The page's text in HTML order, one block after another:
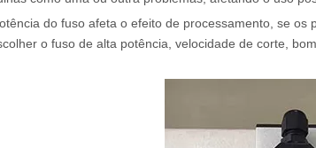
do fuso afeta o efeito de processamento, se
o fuso de alta potência, velocidade de corte,